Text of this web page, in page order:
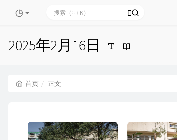
2025年2月16日
首页 正文